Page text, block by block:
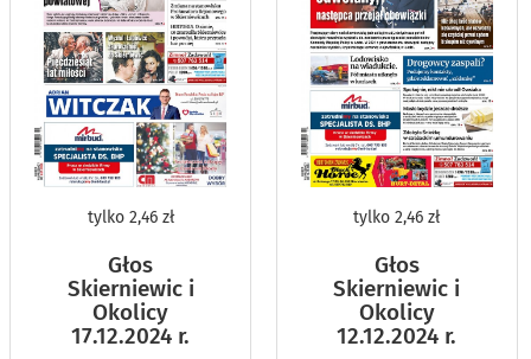
tylko2,46 zł
Głos
Skierniewic i
Okolicy
17.12.2024 r.
tylko 2,46 zł
Głos
Skierniewic i
Okolicy
12.12.2024 r.